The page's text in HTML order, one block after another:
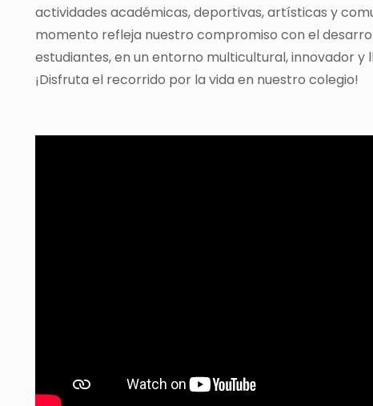
actividades académicas, deportivas, artísticas y
momento refleja nuestro compromiso con el
estudiantes, en un entorno multicultural, innovador y
¡Disfruta el recorrido por la vida en nuestro colegio!